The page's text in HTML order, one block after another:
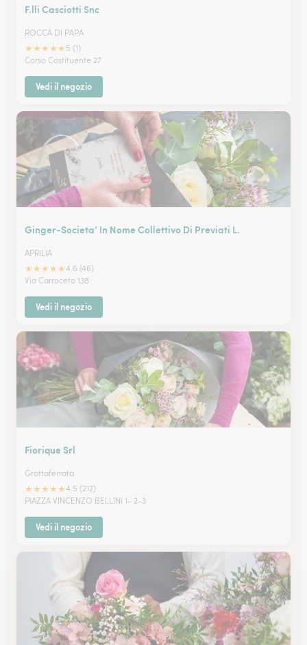
F.lli Casciotti Snc
ROCCA DI PAPA
★★★★★ 5 (1)
Corso Costituente 27
Vedi il negozio
Ginger-Societa’ In Nome Collettivo Di Previati L.
APRILIA
★★★★★4.6 (46)
Via Carroceto 138
Vedi il negozio
Fiorique Srl
Grottaferrata
★★★★★4.5 (212)
PIAZZA VINCENZO BELLINI 1- 2-3
Vedi il negozio